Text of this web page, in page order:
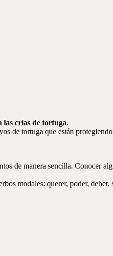
las crías de tortuga.
de tortuga que están
de manera sencilla. Conocer
modales: querer, poder, deber,